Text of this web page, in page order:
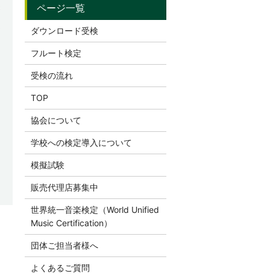
ダウンロード受検
フルート検定
受検の流れ
TOP
協会について
学校への検定導入について
模擬試験
販売代理店募集中
世界統一音楽検定（World Unified
Music Certification）
団体ご担当者様へ
よくあるご質問